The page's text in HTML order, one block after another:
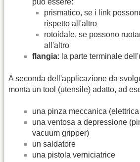
può essere:
prismatico, se i link
rispetto all'altro
rotoidale, se possono
all'altro
flangia: la parte terminale
A seconda dell'applicazione da
monta un tool (utensile) adatto, ad
una pinza meccanica
una ventosa a depressione
vacuum gripper)
un saldatore
una pistola verniciatrice